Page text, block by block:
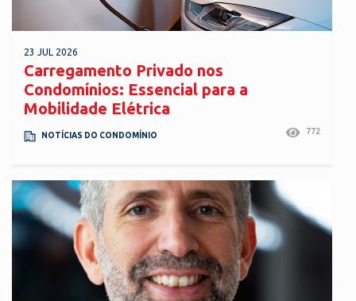
23 JUL 2026
Carregamento Privado nos
Condomínios: Essencial para a
Mobilidade Elétrica
NOTÍCIAS DO CONDOMÍNIO 772